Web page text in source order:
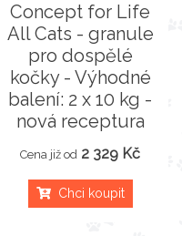
Concept for Life
All Cats - granule
pro dospělé
kočky - Výhodné
balení: 2 x 10 kg -
nová receptura
Cena již od 2 329 Kč
Chci koupit